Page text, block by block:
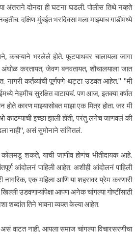
अंतराने दोनदा ही घटना घडली. पोलीस तिथे नव्हते
दक्षिण मुंबईत भरदिवसा मला माझ्याच गाडीमध्ये
कचऱ्याने भरलेले होते. फूटपाथवर चालायला जागा
अंघोळ करतायत, जेवण बनवतायत, शौचालयाला जात
कर्तव्यांची पूर्णपणे थट्टा उडवत आहेत." "मी
नेहमीच सुरक्षित वाटायचं. पण आज, इतक्या वर्षांत
होते कारण माझ्यासोबत माझा एक मित्र होता. जर मी
इच्छा झाली होती, परंतु लगेच जाणवलं की
नाही", असं सुमोनाने सांगितलं.
शकते, याची जाणीव होणंच भीतीदायक आहे.
आंदोलनं पाहिली आहेत. अशीही आंदोलनं पाहिली
एक महिला आणि या शहरावर प्रेम करणारी
उडवणाऱ्यांपेक्षा आपण अनेक चांगल्या गोष्टींसाठी
शब्दांत तिने भावना व्यक्त केल्या आहेत.
वाटत नाही. आपला समाज चांगल्या विचारसरणीचा